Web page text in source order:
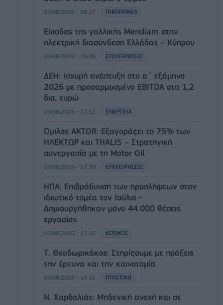
05/08/2026 - 18:27 ΟΙΚΟΝΟΜΙΑ
Είσοδος της γαλλικής Meridiam στην
ηλεκτρική διασύνδεση Ελλάδας – Κύπρου
05/08/2026 - 18:06 ΕΠΙΧΕΙΡΗΣΕΙΣ
ΔΕΗ: Ισχυρή ανάπτυξη στο α΄ εξάμηνο
2026 με προσαρμοσμένο EBITDA στα 1,2
δισ. ευρώ
05/08/2026 - 17:51 ΕΝΕΡΓΕΙΑ
Όμιλος AKTOR: Εξαγοράζει το 75% των
ΗΛΕΚΤΩΡ και THALIS – Στρατηγική
συνεργασία με τη Motor Oil
05/08/2026 - 17:39 ΕΠΙΧΕΙΡΗΣΕΙΣ
ΗΠΑ: Επιβράδυνση των προσλήψεων στον
ιδιωτικό τομέα τον Ιούλιο -
Δημιουργήθηκαν μόνο 44.000 θέσεις
εργασίας
05/08/2026 - 17:16 ΚΟΣΜΟΣ
Τ. Θεοδωρικάκος: Στηρίζουμε με πράξεις
την έρευνα και την καινοτομία
05/08/2026 - 16:51 ΠΟΛΙΤΙΚΗ
Ν. Χαρδαλιάς: Μηδενική ανοχή και σε